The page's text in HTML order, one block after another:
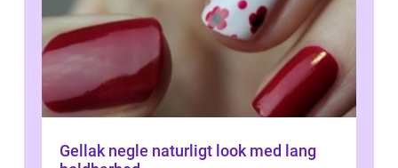
Gellak negle naturligt look med lang